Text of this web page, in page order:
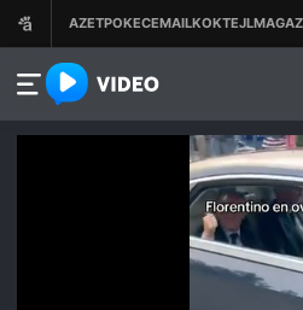
azet.video.sk